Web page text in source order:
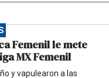
Femenil le mete
MX Femenil
y vapulearon a las